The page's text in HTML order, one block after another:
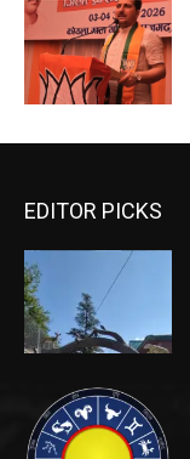
EDITOR PICKS